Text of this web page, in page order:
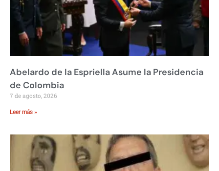
Abelardo de la Espriella Asume la Presidencia
de Colombia
7 de agosto, 2026
Leer más »